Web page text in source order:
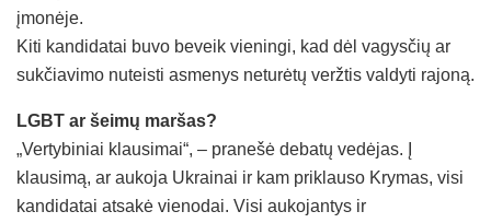
įmonėje.
Kiti kandidatai buvo beveik vieningi, kad dėl vagysčių ar
sukčiavimo nuteisti asmenys neturėtų veržtis valdyti rajoną.
LGBT ar šeimų maršas?
„Vertybiniai klausimai“, – pranešė debatų vedėjas. Į
klausimą, ar aukoja Ukrainai ir kam priklauso Krymas, visi
kandidatai atsakė vienodai. Visi aukojantys ir